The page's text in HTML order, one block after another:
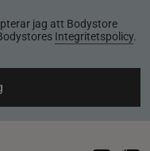
jag att Bodystore
Integritetspolicy.